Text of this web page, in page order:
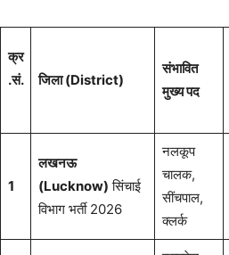
क्र
.सं.
जिला (District)
संभावित
मुख्य पद
1
लखनऊ
(Lucknow) सिंचाई
विभाग भर्ती 2026
नलकूप
चालक,
सींचपाल,
क्लर्क